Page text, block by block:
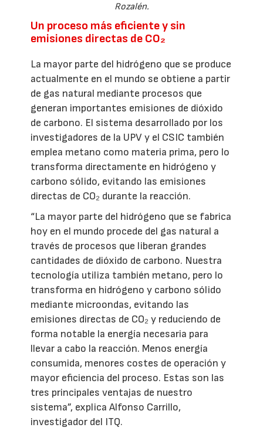
Rozalén.
Un proceso más eficiente y sin
emisiones directas de CO₂
La mayor parte del hidrógeno que se produce
actualmente en el mundo se obtiene a partir
de gas natural mediante procesos que
generan importantes emisiones de dióxido
de carbono. El sistema desarrollado por los
investigadores de la UPV y el CSIC también
emplea metano como materia prima, pero lo
transforma directamente en hidrógeno y
carbono sólido, evitando las emisiones
directas de CO₂ durante la reacción.
“La mayor parte del hidrógeno que se fabrica
hoy en el mundo procede del gas natural a
través de procesos que liberan grandes
cantidades de dióxido de carbono. Nuestra
tecnología utiliza también metano, pero lo
transforma en hidrógeno y carbono sólido
mediante microondas, evitando las
emisiones directas de CO₂ y reduciendo de
forma notable la energía necesaria para
llevar a cabo la reacción. Menos energía
consumida, menores costes de operación y
mayor eficiencia del proceso. Estas son las
tres principales ventajas de nuestro
sistema”, explica Alfonso Carrillo,
investigador del ITQ.